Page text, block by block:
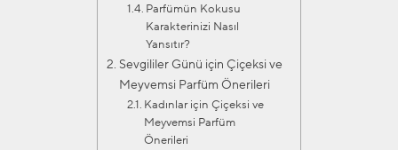
Parfümün Kokusu
Karakterinizi Nasıl
Yansıtır?
Sevgililer Günü için Çiçeksi ve
Meyvemsi Parfüm Önerileri
Kadınlar için Çiçeksi ve
Meyvemsi Parfüm
Önerileri